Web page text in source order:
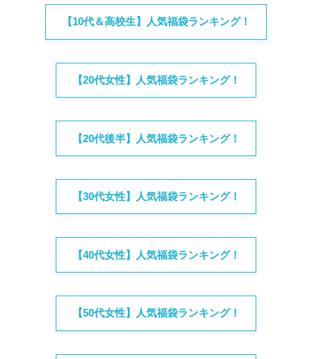
【10代＆高校生】人気福袋ランキング！
【20代女性】人気福袋ランキング！
【20代後半】人気福袋ランキング！
【30代女性】人気福袋ランキング！
【40代女性】人気福袋ランキング！
【50代女性】人気福袋ランキング！